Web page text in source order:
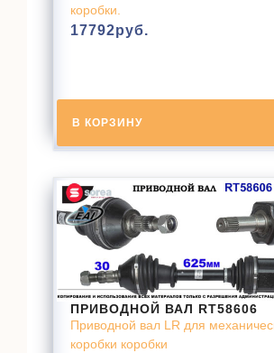
коробки.
17792руб.
В КОРЗИНУ
ПРИВОДНОЙ ВАЛ RT58606
Приводной вал LR для
коробки коробки